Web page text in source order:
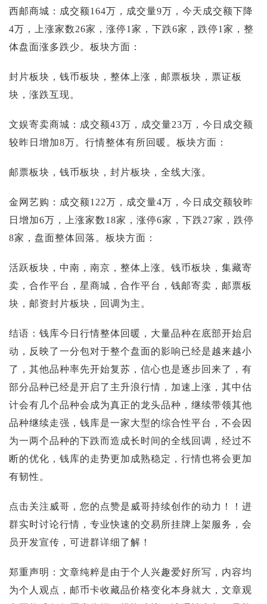
西邮商城：成交额164万，成交量9万，今天成交额下降
4万，上涨家数26家，涨停1家，下跌6家，跌停1家，整
体盘面涨多跌少。板块方面：
封片板块，钱币板块，整体上涨，邮票板块，票证板
块，涨跌互现。
文娱寄卖商城：成交额43万，成交量23万，今日成交额
较昨日增加8万。行情整体有所回暖。板块方面：
邮票板块，钱币板块，封片板块，全线大涨。
金网艺购：成交额122万，成交量4万，今日成交额较昨
日增加6万，上涨家数18家，涨停6家，下跌27家，跌停
8家，盘面整体回落。板块方面：
活跃板块，中南，南京，整体上涨。钱币板块，集藏寄
卖，合作平台，星商城，合作平台，钱邮寄卖，邮票板
块，邮资封片板块，回调为主。
结语：钱库今日行情整体回暖，大量品种在底部开始启
动，反映了一分包对于整个盘面的影响已经是越来越小
了，其他品种率先开始复苏，信心也是逐步回来了，有
部分品种已经是开启了主升浪行情，加速上涨，其中估
计会有几个品种会成为真正的龙头品种，继续带领其他
品种继续走强，钱库是一家大型的综合性平台，不会因
为一两个品种的下跌而造成长时间的全线回调，经过不
断的优化，钱库的走势更加成熟稳定，行情也将会更加
有韧性。
点击关注威哥，您的点赞是威哥持续创作的动力！！进
群实时讨论行情，专业快速的交易所挂牌上架服务，会
员开发宣传，可进群详细了解！
郑重声明：文章纯粹是由于个人兴趣爱好所写，内容均
为个人观点，邮币卡收藏品价格变化本身就大，文章观